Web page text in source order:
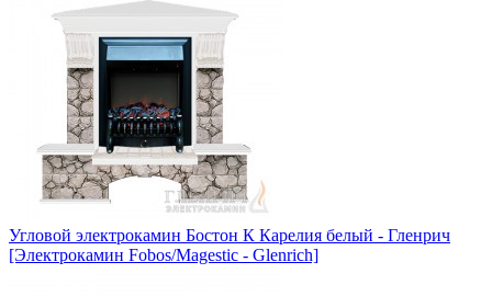
Угловой электрокамин Бостон К Карелия белый - Гленрич
[Электрокамин Fobos/Magestic - Glenrich]